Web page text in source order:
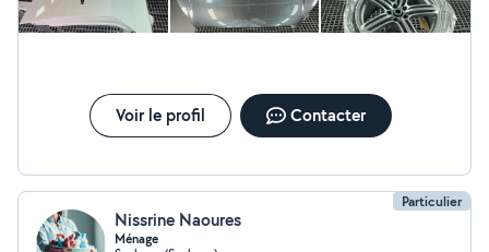
Voir le profil Contacter
Particulier
Nissrine Naoures
Ménage